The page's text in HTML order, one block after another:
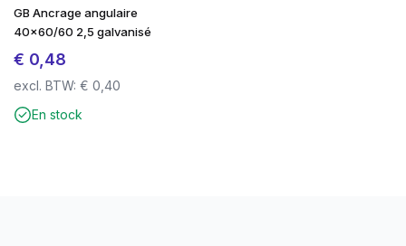
transparente, évitant ainsi l’utilisation de plastique dans
le tri des déchets.
Recherchez la qualité au meilleur prix sur
screwdump.co.uk et jetez un coup d’œil à notre page
instragram.
GB Ancrage angulaire
40×60/60 2,5 galvanisé
€ 0,48
excl. BTW: € 0,40
En stock